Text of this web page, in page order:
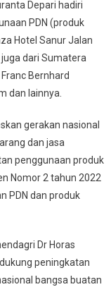
Depari hadiri
PDN (produk
Hotel Sanur Jalan
dari Sumatera
Bernhard
dan lainnya.
gerakan nasional
dan jasa
penggunaan produk
Nomor 2 tahun 2022
PDN dan produk
Dr Horas
peningkatan
bangsa buatan